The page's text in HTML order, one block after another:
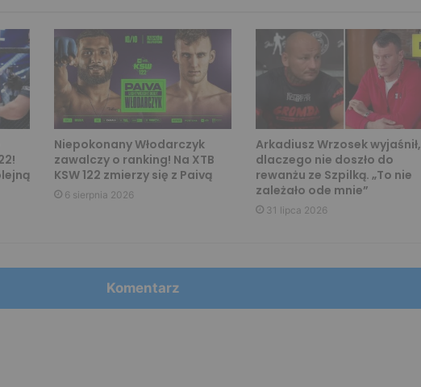
Niepokonany Włodarczyk
zawalczy o ranking! Na XTB
KSW 122 zmierzy się z Paivą
6 sierpnia 2026
Arkadiusz Wrzosek wyjaśnił,
dlaczego nie doszło do
rewanżu ze Szpilką. „To nie
zależało ode mnie”
31 lipca 2026
Komentarz